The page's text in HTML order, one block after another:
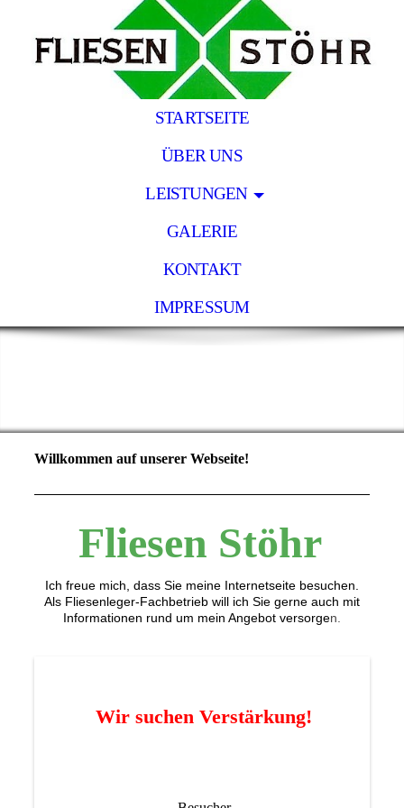
STARTSEITE
ÜBER UNS
LEISTUNGEN
GALERIE
KONTAKT
IMPRESSUM
Willkommen auf unserer Webseite!
Fliesen Stöhr
Ich freue mich, dass Sie meine Internetseite besuchen.
Als Fliesenleger-Fachbetrieb will ich Sie gerne auch mit
Informationen rund um mein Angebot versorgen.
Wir suchen Verstärkung!